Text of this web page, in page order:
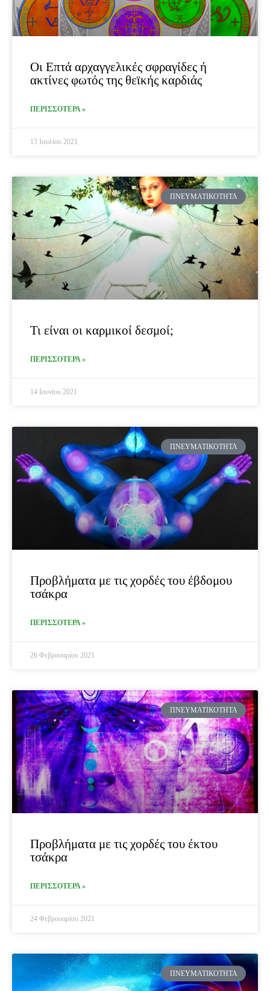
Οι Επτά αρχαγγελικές σφραγίδες ή
ακτίνες φωτός της θεϊκής καρδιάς
ΠΕΡΙΣΣΟΤΕΡΑ »
13 Ιουλίου 2021
ΠΝΕΥΜΑΤΙΚΌΤΗΤΑ
Τι είναι οι καρμικοί δεσμοί;
ΠΕΡΙΣΣΟΤΕΡΑ »
14 Ιουνίου 2021
ΠΝΕΥΜΑΤΙΚΌΤΗΤΑ
Προβλήματα με τις χορδές του έβδομου
τσάκρα
ΠΕΡΙΣΣΟΤΕΡΑ »
26 Φεβρουαρίου 2021
ΠΝΕΥΜΑΤΙΚΌΤΗΤΑ
Προβλήματα με τις χορδές του έκτου
τσάκρα
ΠΕΡΙΣΣΟΤΕΡΑ »
24 Φεβρουαρίου 2021
ΠΝΕΥΜΑΤΙΚΌΤΗΤΑ